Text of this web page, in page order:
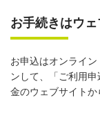
お手続きはウ
お申込はオンライ
ンして、「ご利用
金のウェブサイトか